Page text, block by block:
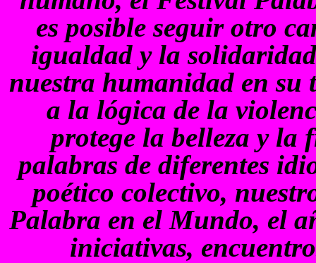
es posible seguir otro
igualdad y la
nuestra humanidad en su
a la lógica de la
protege la belleza y la
palabras de diferentes
poético colectivo,
Palabra en el Mundo, el
iniciativas,